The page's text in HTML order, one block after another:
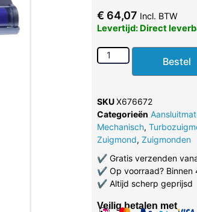
€ 64,07 Incl. BTW
Levertijd: Direct
Bestel
SKUX676672
Categorieën
Mechanisch,
Zuigmond, Zuigmonden
✔Gratis verzenden
✔Op voorraad? Binnen
✔Altijd scherp geprijsd
Veilig betalen met